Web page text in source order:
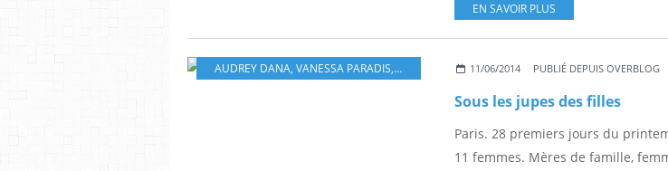
EN SAVOIR PLUS
AUDREY DANA, VANESSA PARADIS, ISABELLE ADJANI,SYLVIE TESTUD,JULIE FERRIER,
11/06/2014 PUBLIÉ DEPUIS OVERBLOG
Sous les jupes des filles
Paris. 28 premiers jours du
11 femmes. Mères de famille,